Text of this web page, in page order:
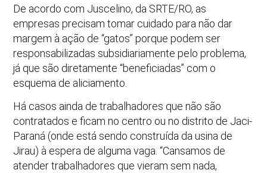
De acordo com Juscelino, da SRTE/RO, as
empresas precisam tomar cuidado para não dar
margem à ação de “gatos” porque podem ser
responsabilizadas subsidiariamente pelo problema,
já que são diretamente “beneficiadas” com o
esquema de aliciamento.
Há casos ainda de trabalhadores que não são
contratados e ficam no centro ou no distrito de Jaci-
Paraná (onde está sendo construída da usina de
Jirau) à espera de alguma vaga. “Cansamos de
atender trabalhadores que vieram sem nada,